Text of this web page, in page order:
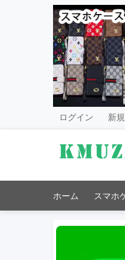
ログイン 新
ホーム スマホ